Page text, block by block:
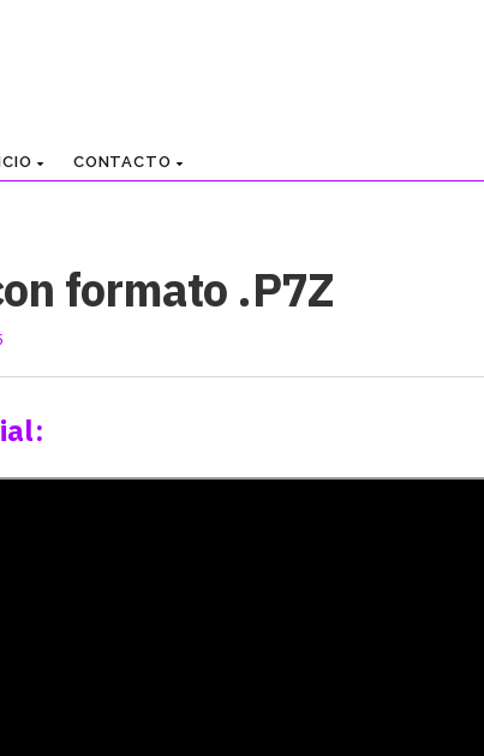
CONTACTO
formato .P7Z